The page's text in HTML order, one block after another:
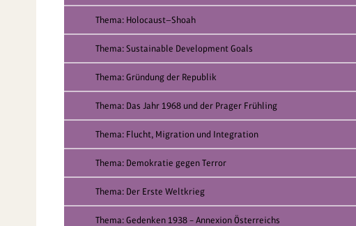
Thema: Holocaust—Shoah
Thema: Sustainable Development Goals
Thema: Gründung der Republik
Thema: Das Jahr 1968 und der Prager Frühling
Thema: Flucht, Migration und Integration
Thema: Demokratie gegen Terror
Thema: Der Erste Weltkrieg
Thema: Gedenken 1938 – Annexion Österreichs